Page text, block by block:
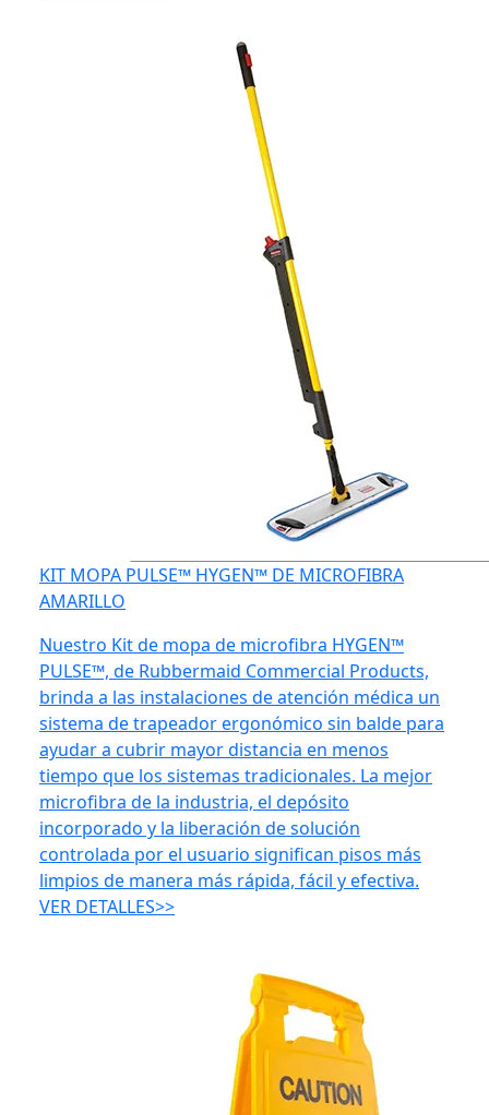
KIT MOPA PULSE™ HYGEN™ DE MICROFIBRA
AMARILLO
Nuestro Kit de mopa de microfibra HYGEN™
PULSE™, de Rubbermaid Commercial Products,
brinda a las instalaciones de atención médica un
sistema de trapeador ergonómico sin balde para
ayudar a cubrir mayor distancia en menos
tiempo que los sistemas tradicionales. La mejor
microfibra de la industria, el depósito
incorporado y la liberación de solución
controlada por el usuario significan pisos más
limpios de manera más rápida, fácil y efectiva.
VER DETALLES>>